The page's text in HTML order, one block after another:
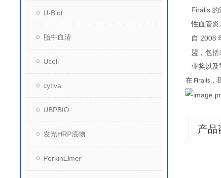
U-Blot
胎牛血清
Ucell
cytiva
UBPBIO
发光HRP底物
PerkinElmer
Firalis 的
性血管炎
自 2008
盟，包
业奖以
在 Firalis ，
产品